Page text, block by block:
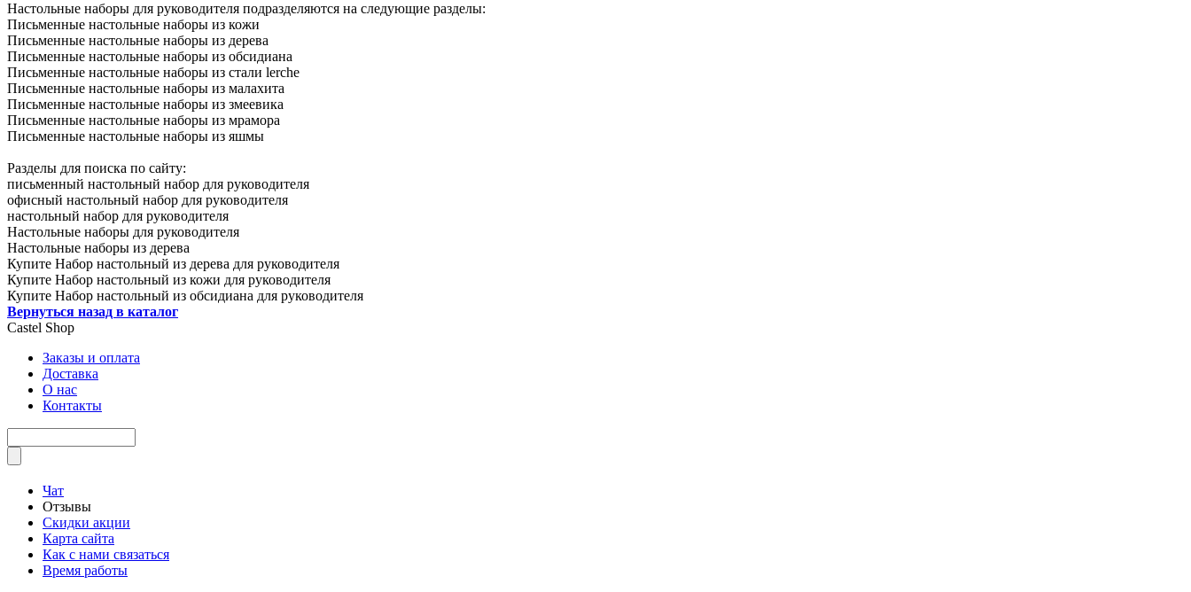
Настольные наборы для руководителя подразделяются на следующие разделы:
Письменные настольные наборы из кожи
Письменные настольные наборы из дерева
Письменные настольные наборы из обсидиана
Письменные настольные наборы из стали lerche
Письменные настольные наборы из малахита
Письменные настольные наборы из змеевика
Письменные настольные наборы из мрамора
Письменные настольные наборы из яшмы
Разделы для поиска по сайту:
письменный настольный набор для руководителя
офисный настольный набор для руководителя
настольный набор для руководителя
Настольные наборы для руководителя
Настольные наборы из дерева
Купите Набор настольный из дерева для руководителя
Купите Набор настольный из кожи для руководителя
Купите Набор настольный из обсидиана для руководителя
Вернуться назад в каталог
Castel Shop
Заказы и оплата
Доставка
О нас
Контакты
Чат
Отзывы
Скидки акции
Карта сайта
Как с нами связаться
Время работы